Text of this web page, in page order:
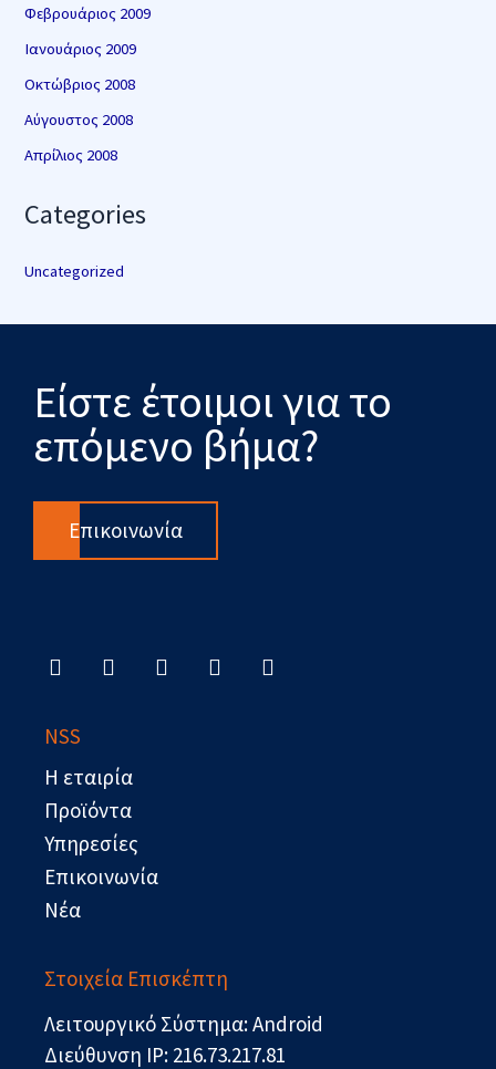
Φεβρουάριος 2009
Ιανουάριος 2009
Οκτώβριος 2008
Αύγουστος 2008
Απρίλιος 2008
Categories
Uncategorized
Είστε έτοιμοι για το
επόμενο βήμα?
Επικοινωνία
a
c
o
o
k
-
t
e
r
i
n
o
u
s
s
NSS
Η εταιρία
Προϊόντα
Υπηρεσίες
Επικοινωνία
Νέα
Στοιχεία Επισκέπτη
Λειτουργικό Σύστημα: Android
Διεύθυνση IP: 216.73.217.81